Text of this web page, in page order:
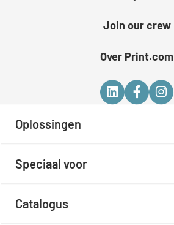
Join our crew
Over Print.com
Oplossingen
Speciaal voor
Catalogus